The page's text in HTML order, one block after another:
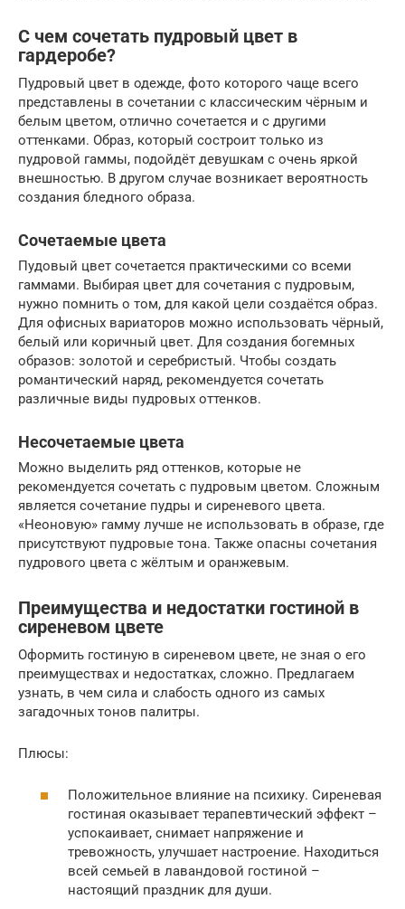
С чем сочетать пудровый цвет в
гардеробе?
Пудровый цвет в одежде, фото которого чаще всего
представлены в сочетании с классическим чёрным и
белым цветом, отлично сочетается и с другими
оттенками. Образ, который состроит только из
пудровой гаммы, подойдёт девушкам с очень яркой
внешностью. В другом случае возникает вероятность
создания бледного образа.
Сочетаемые цвета
Пудовый цвет сочетается практическими со всеми
гаммами. Выбирая цвет для сочетания с пудровым,
нужно помнить о том, для какой цели создаётся образ.
Для офисных вариаторов можно использовать чёрный,
белый или коричный цвет. Для создания богемных
образов: золотой и серебристый. Чтобы создать
романтический наряд, рекомендуется сочетать
различные виды пудровых оттенков.
Несочетаемые цвета
Можно выделить ряд оттенков, которые не
рекомендуется сочетать с пудровым цветом. Сложным
является сочетание пудры и сиреневого цвета.
«Неоновую» гамму лучше не использовать в образе, где
присутствуют пудровые тона. Также опасны сочетания
пудрового цвета с жёлтым и оранжевым.
Преимущества и недостатки гостиной в
сиреневом цвете
Оформить гостиную в сиреневом цвете, не зная о его
преимуществах и недостатках, сложно. Предлагаем
узнать, в чем сила и слабость одного из самых
загадочных тонов палитры.
Плюсы:
Положительное влияние на психику. Сиреневая
гостиная оказывает терапевтический эффект –
успокаивает, снимает напряжение и
тревожность, улучшает настроение. Находиться
всей семьей в лавандовой гостиной –
настоящий праздник для души.